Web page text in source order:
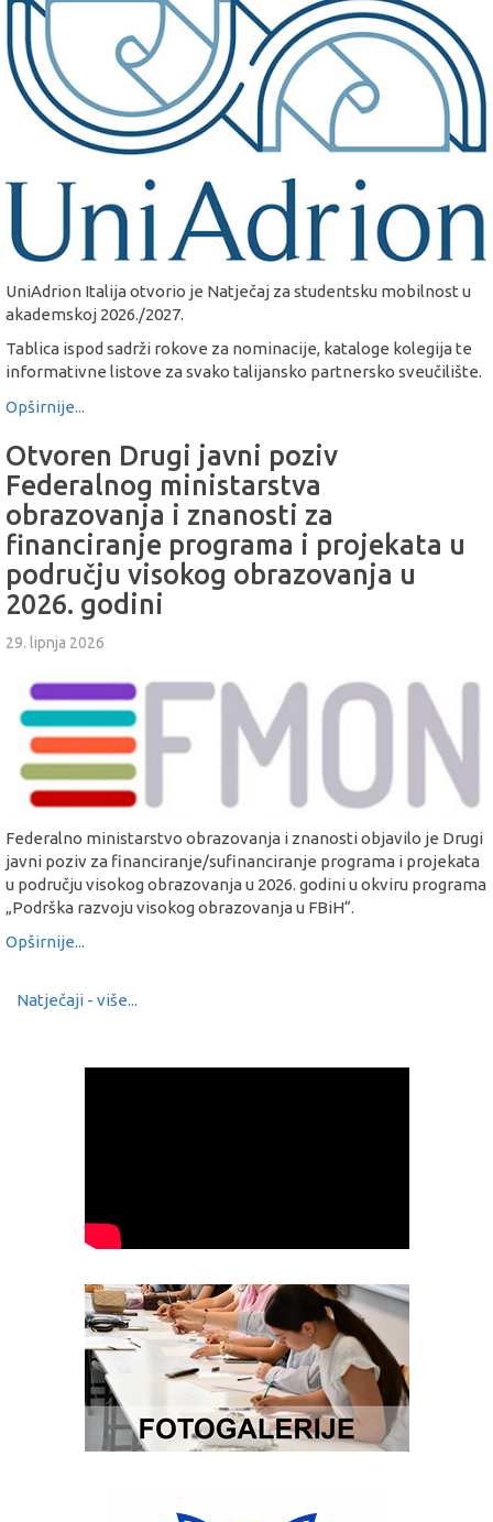
UniAdrion Italija otvorio je Natječaj za studentsku mobilnost u
akademskoj 2026./2027.
Tablica ispod sadrži rokove za nominacije, kataloge kolegija te
informativne listove za svako talijansko partnersko sveučilište.
Opširnije...
Otvoren Drugi javni poziv
Federalnog ministarstva
obrazovanja i znanosti za
financiranje programa i projekata u
području visokog obrazovanja u
2026. godini
29. lipnja 2026
Federalno ministarstvo obrazovanja i znanosti objavilo je Drugi
javni poziv za financiranje/sufinanciranje programa i projekata
u području visokog obrazovanja u 2026. godini u okviru programa
„Podrška razvoju visokog obrazovanja u FBiH“.
Opširnije...
Natječaji - više...